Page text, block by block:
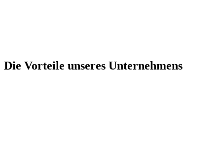
Die Vorteile unseres Unternehmens